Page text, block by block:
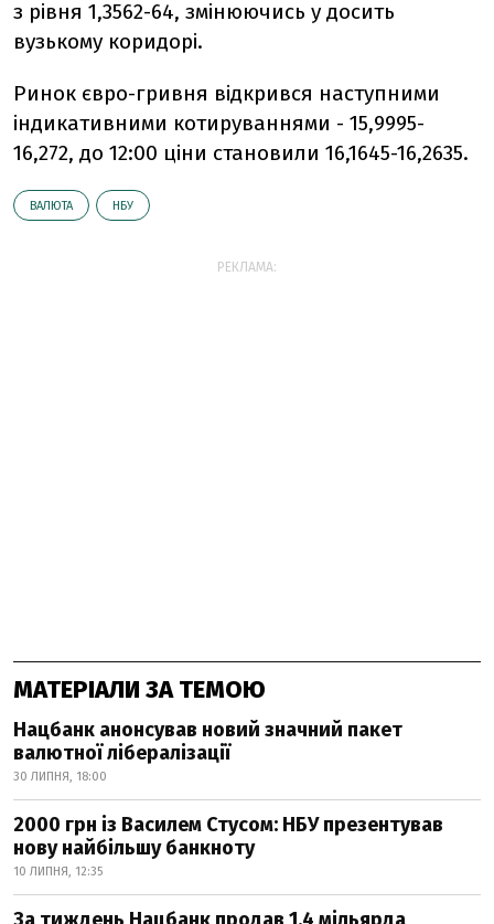
з рівня 1,3562-64, змінюючись у досить
вузькому коридорі.
Ринок євро-гривня відкрився наступними
індикативними котируваннями - 15,9995-
16,272, до 12:00 ціни становили 16,1645-16,2635.
ВАЛЮТА НБУ
РЕКЛАМА:
МАТЕРІАЛИ ЗА ТЕМОЮ
Нацбанк анонсував новий значний пакет
валютної лібералізації
30 ЛИПНЯ, 18:00
2000 грн із Василем Стусом: НБУ презентував
нову найбільшу банкноту
10 ЛИПНЯ, 12:35